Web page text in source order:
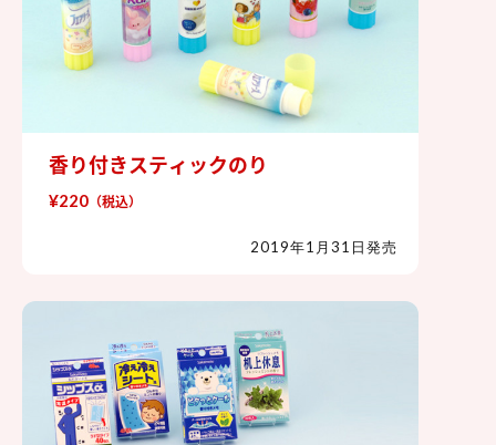
香り付きスティックのり
香り付きスティックのり
¥220 （税込）
2019年1月31日発売